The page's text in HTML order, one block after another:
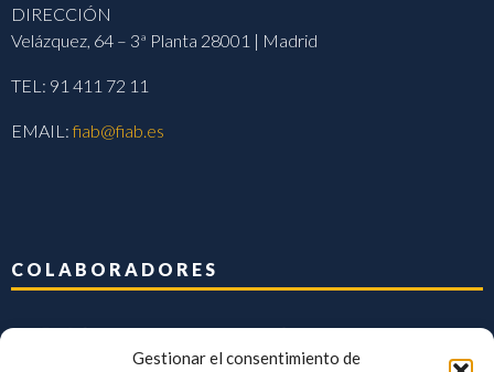
Gestionar el consentimiento de
DIRECCIÓN
Velázquez, 64 – 3ª Planta 28001 | Madrid
TEL: 91 411 72 11
EMAIL:fiab@fiab.es
COLABORADORES